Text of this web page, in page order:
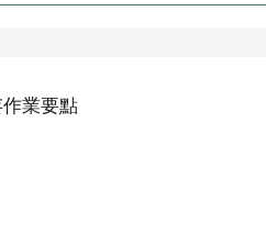
業要點